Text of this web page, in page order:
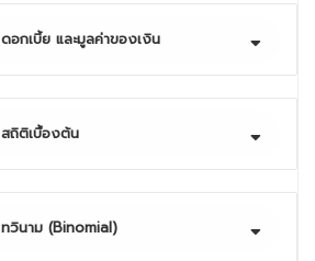
ดอกเบี้ย และมูลค่าของเงิน
สถิติเบื้องต้น
ทวินาม (Binomial)